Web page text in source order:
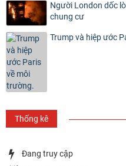
Người London dốc
chung cư
Trump và hiệp ước
Thống kê
Đang truy cập